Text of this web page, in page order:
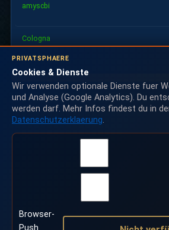
amyscbi
Cologna
PRIVATSPHAERE
Cookies & Dienste
Wir verwenden optionale Dienste fuer
und Analyse (Google Analytics). Du
werden darf. Mehr Infos findest du in
Datenschutzerklaerung.
Browser-